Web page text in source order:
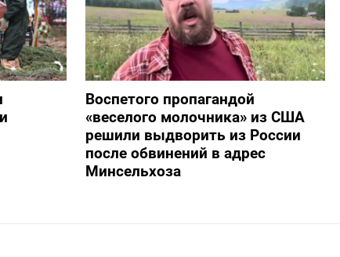
Воспетого пропагандой
«веселого молочника» из США
решили выдворить из России
после обвинений в адрес
Минсельхоза